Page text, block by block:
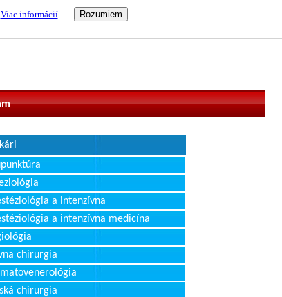
Viac informácií
a intenzívna
a intenzívna medicína
chirurgia
chirurgia